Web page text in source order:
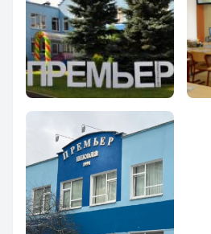
Школа `Премьер`